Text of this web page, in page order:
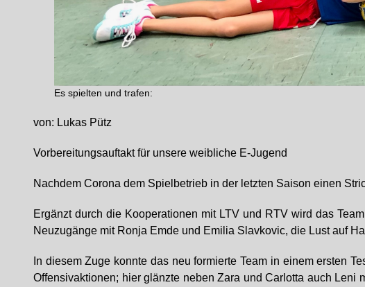
Es spielten und trafen:
von: Lukas Pütz
Vorbereitungsauftakt für unsere weibliche E-Jugend
Nachdem Corona dem Spielbetrieb in der letzten Saison einen
Ergänzt durch die Kooperationen mit LTV und RTV wird das
Neuzugänge mit Ronja Emde und Emilia Slavkovic, die Lust auf
In diesem Zuge konnte das neu formierte Team in einem ersten
Offensivaktionen; hier glänzte neben Zara und Carlotta auch